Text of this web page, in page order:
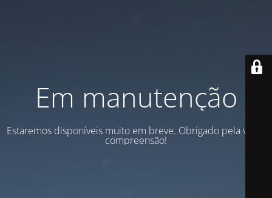
Em manutenção
Estaremos disponíveis muito em breve. Obrigado pela vossa
compreensão!